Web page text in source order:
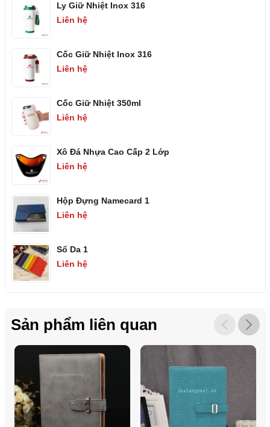
Ly Giữ Nhiệt Inox 316
Liên hệ
Cốc Giữ Nhiệt Inox 316
Liên hệ
Cốc Giữ Nhiệt 350ml
Liên hệ
Xô Đá Nhựa Cao Cấp 2 Lớp
Liên hệ
Hộp Đựng Namecard 1
Liên hệ
Sổ Da 1
Liên hệ
Sản phẩm liên quan